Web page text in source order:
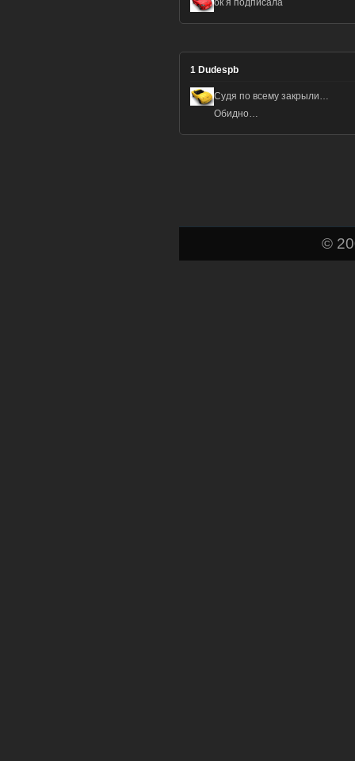
ок я подписала
1 Dudespb
Судя по всему закрыли…
Обидно…
©